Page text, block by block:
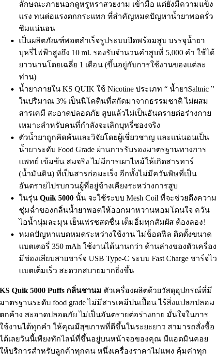
ลักษณะภายนอกดูหรูหราสวยงาม เข้ามือ แต่ยังมีความแข็ง
แรง ทนต่อแรงตกกระแทก ที่สำคัญหมดปัญหาน้ำยาพอดรั่ว
ซึมแน่นอน
เป็นผลิตภัณฑ์พอตสำเร็จรูประบบปิดพร้อมสูบ บรรจุน้ำยา
บุหรี่ไฟฟ้าสูงถึง 10 ml. รองรับจำนวนคำสูบที่ 5,000 คำ ใช้ได้
ยาวนานโดยเฉลี่ย 1 เดือน (ขึ้นอยู่กับการใช้งานของแต่ละ
ท่าน)
น้ำยาภายใน KS QUIK ใช้ Nicotine ประเภท “ น้ำยาSaltnic ”
ในปริมาณ 3% เป็นนิโคตินที่สกัดมาจากธรรมชาติ ไม่ผสม
สารเคมี สะอาดปลอดภัย สูบแล้วไม่เป็นอันตรายต่อร่างกาย
เหมาะสำหรับคนที่กำลังจะเลิกบุหรี่ซองจริง
ตัวน้ำยาถูกคิดค้นและวิจัยโดยผู้เชี่ยวชาญ และแน่นอนเป็น
น้ำยาระดับ Food Grade ผ่านการรับรองมาตรฐานทางการ
แพทย์ เข้มข้น สมจริง ไม่มีการเผาไหม้ให้เกิดสารทาร์
(น้ำมันดิน) ที่เป็นสารก่อมะเร็ง อีกทั้งไม่มีควันพิษที่เป็น
อันตรายไปรบกวนผู้ที่อยู่ข้างเคียงระหว่างการสูบ
ในรุ่นQuik 5000 นั้น จะใช้ระบบ Mesh Coil ที่จะช่วยดึงความ
ชุ่มฉ่ำของกลิ่นน้ำยาพอตให้ออกมาหวานหอมโดนใจ ควัน
ไอน้ำนุ่มละมุน เย็นเฟรชสดชื่น เต็มอิ่มทุกสัมผัส ต้องลอง!
หมดปัญหาแบตหมดระหว่างใช้งาน ไม่ช็อตฟีล ติดตั้งขนาด
แบตเตอรี่ 350 mAh ใช้งานได้นานกว่า ด้านล่างของตัวเครื่อง
มีช่องเสียบสายชาร์จ USB Type-C ระบบ Fast Charge ชาร์จไว
แบตเต็มเร็ว สะดวกสบายมากยิ่งขึ้น
KS Quik 5000 Puffs กลิ่นชานม ตัวเครื่องผลิตด้วยวัสดุอุปกรณ์ที่มี
มาตรฐานระดับ food grade ไม่มีสารเคมีปนเปื้อน ไร้สิ่งแปลกปลอม
ตกค้าง สะอาดปลอดภัย ไม่เป็นอันตรายต่อร่างกาย มั่นใจในการ
ใช้งานได้ทุกคำ ให้คุณมีสุขภาพที่ดีขึ้นในระยะยาว สามารถสั่งซื้อ
ได้เลยวันนี้เพียงทักไลน์ที่ขึ้นอยู่บนหน้าจอของคุณ มีแอดมินคอย
ให้บริการสำหรับลูกค้าทุกคน หนึ่งเครื่องราคาไม่แพง คุ้มค่าทุก